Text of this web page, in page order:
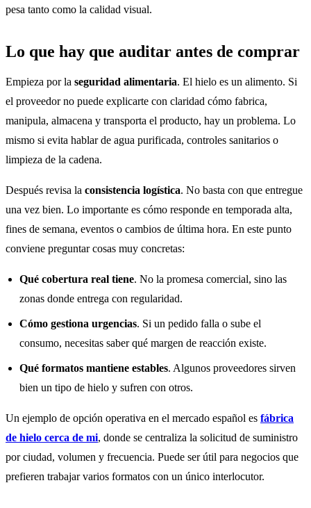
pesa tanto como la calidad visual.
Lo que hay que auditar antes de comprar
Empieza por la seguridad alimentaria. El hielo es un alimento. Si
el proveedor no puede explicarte con claridad cómo fabrica,
manipula, almacena y transporta el producto, hay un problema. Lo
mismo si evita hablar de agua purificada, controles sanitarios o
limpieza de la cadena.
Después revisa la consistencia logística. No basta con que entregue
una vez bien. Lo importante es cómo responde en temporada alta,
fines de semana, eventos o cambios de última hora. En este punto
conviene preguntar cosas muy concretas:
Qué cobertura real tiene. No la promesa comercial, sino las
zonas donde entrega con regularidad.
Cómo gestiona urgencias. Si un pedido falla o sube el
consumo, necesitas saber qué margen de reacción existe.
Qué formatos mantiene estables. Algunos proveedores sirven
bien un tipo de hielo y sufren con otros.
Un ejemplo de opción operativa en el mercado español es fábrica
de hielo cerca de mi, donde se centraliza la solicitud de suministro
por ciudad, volumen y frecuencia. Puede ser útil para negocios que
prefieren trabajar varios formatos con un único interlocutor.